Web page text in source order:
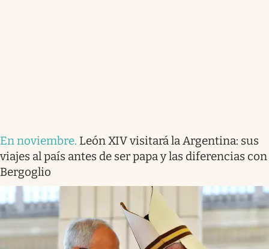
En noviembre. León XIV visitará la Argentina: sus
viajes al país antes de ser papa y las diferencias con
Bergoglio